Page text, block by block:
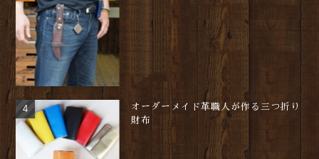
オーダーメイド革職人が作る三つ折り
財布